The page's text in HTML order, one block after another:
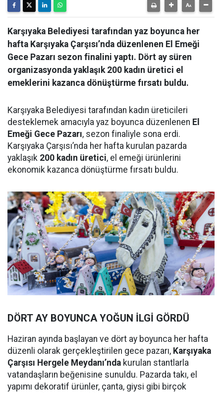
Karşıyaka Belediyesi tarafından yaz boyunca her
hafta Karşıyaka Çarşısı’nda düzenlenen El Emeği
Gece Pazarı sezon finalini yaptı. Dört ay süren
organizasyonda yaklaşık 200 kadın üretici el
emeklerini kazanca dönüştürme fırsatı buldu.
Karşıyaka Belediyesi tarafından kadın üreticileri
desteklemek amacıyla yaz boyunca düzenlenen El
Emeği Gece Pazarı, sezon finaliyle sona erdi.
Karşıyaka Çarşısı’nda her hafta kurulan pazarda
yaklaşık 200 kadın üretici, el emeği ürünlerini
ekonomik kazanca dönüştürme fırsatı buldu.
DÖRT AY BOYUNCA YOĞUN İLGİ GÖRDÜ
Haziran ayında başlayan ve dört ay boyunca her hafta
düzenli olarak gerçekleştirilen gece pazarı, Karşıyaka
Çarşısı Hergele Meydanı’nda kurulan stantlarla
vatandaşların beğenisine sunuldu. Pazarda takı, el
yapımı dekoratif ürünler, çanta, giysi gibi birçok